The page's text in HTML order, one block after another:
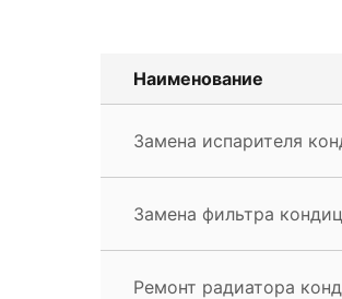
Наименование
Замена испарителя
Замена фильтра
Ремонт радиатора